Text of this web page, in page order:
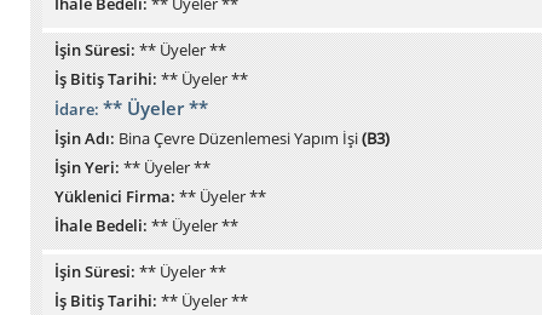
İşin Süresi:** Üyeler **
İş Bitiş Tarihi:** Üyeler **
İdare:** Üyeler **
İşin Adı:Bina Çevre Düzenlemesi Yapım İşi(B3)
İşin Yeri:** Üyeler **
Yüklenici Firma:** Üyeler **
İhale Bedeli:** Üyeler **
İşin Süresi: ** Üyeler **
İş Bitiş Tarihi: ** Üyeler **